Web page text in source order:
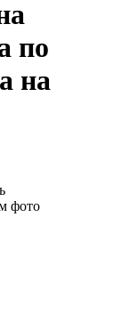
по
на
фото